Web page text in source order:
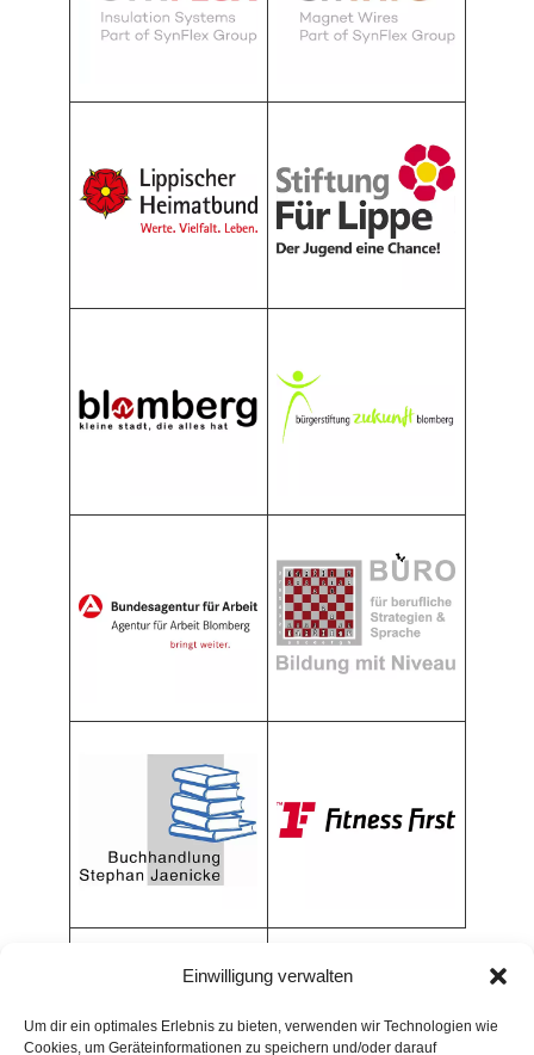
Einwilligung verwalten
Um dir ein optimales Erlebnis zu bieten, verwenden wir Technologien wie
Cookies, um Geräteinformationen zu speichern und/oder darauf